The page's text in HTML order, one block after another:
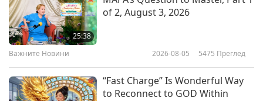
Пророчество за Златната Епоха,
за нашата планета
25:38
of 2, August 3, 2026
Важните Новини 2026-08-05 5475 Преглед
“Fast Charge” Is Wonderful Way
to Reconnect to GOD Within